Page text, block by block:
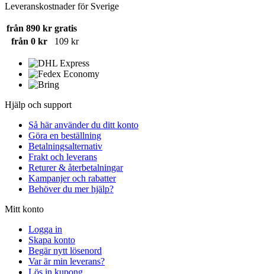
Leveranskostnader för Sverige
från 890 kr gratis
från 0 kr
109 kr
Hjälp och support
Så här använder du ditt konto
Göra en beställning
Betalningsalternativ
Frakt och leverans
Returer & återbetalningar
Kampanjer och rabatter
Behöver du mer hjälp?
Mitt konto
Logga in
Skapa konto
Begär nytt lösenord
Var är min leverans?
Lös in kupong